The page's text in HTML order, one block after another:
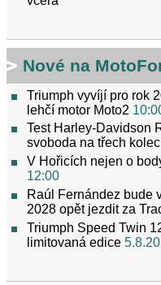
Nové na
Triumph vyvíjí pro rok
lehčí motor Moto2
Test Harley-Davidson
svoboda na třech
V Hořicích nejen o
12:00
Raúl Fernández bude
2028 opět jezdit za
Triumph Speed Twin
limitovaná edice